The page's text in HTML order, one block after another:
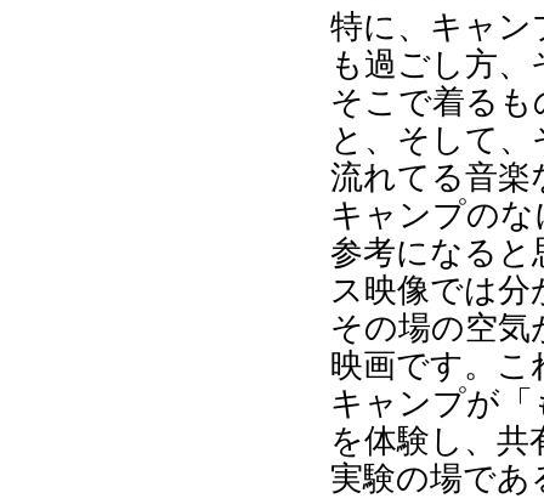
特に、キャ
も過ごし方、
そこで着る
と、そして、
流れてる音
キャンプの
参考になると
ス映像では
その場の空
映画です。こ
キャンプが
を体験し、共
実験の場で